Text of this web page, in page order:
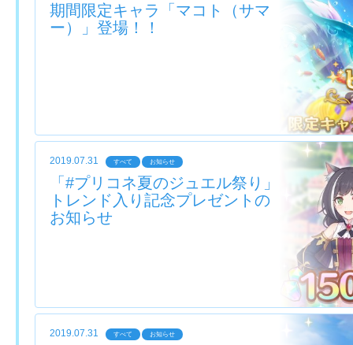
期間限定キャラ「マコト（サマ
ー）」登場！！
2019.07.31 すべて お知らせ
「#プリコネ夏のジュエル祭り」
トレンド入り記念プレゼントの
お知らせ
2019.07.31 すべて お知らせ